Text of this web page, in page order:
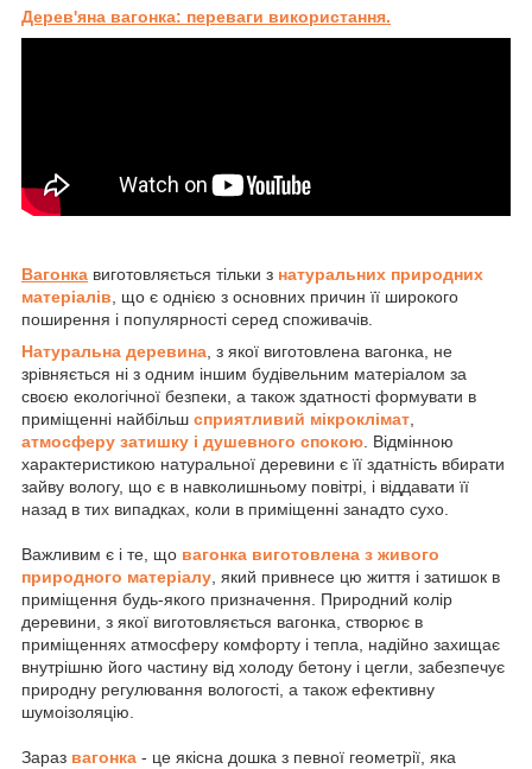
Дерев'яна вагонка: переваги використання.
Вагонка виготовляється тільки з натуральних природних
матеріалів , що є однією з основних причин її широкого
поширення і популярності серед споживачів.
Натуральна деревина , з якої виготовлена вагонка, не
зрівняється ні з одним іншим будівельним матеріалом за
своєю екологічної безпеки, а також здатності формувати в
приміщенні найбільш сприятливий мікроклімат
атмосферу затишку і душевного спокою . Відмінною
характеристикою натуральної деревини є її здатність вбирати
зайву вологу, що є в навколишньому повітрі, і віддавати її
назад в тих випадках, коли в приміщенні занадто сухо.
Важливим є і те, що вагонка виготовлена з живого
природного матеріалу , який привнесе цю життя і затишок в
приміщення будь-якого призначення. Природний колір
деревини, з якої виготовляється вагонка, створює в
приміщеннях атмосферу комфорту і тепла, надійно захищає
внутрішню його частину від холоду бетону і цегли, забезпечує
природну регулювання вологості, а також ефективну
шумоізоляцію.
Зараз вагонка - це якісна дошка з певної геометрії, яка